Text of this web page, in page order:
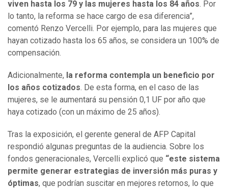
viven hasta los 79 y las mujeres hasta los 84 años. Por
lo tanto, la reforma se hace cargo de esa diferencia”,
comentó Renzo Vercelli. Por ejemplo, para las mujeres que
hayan cotizado hasta los 65 años, se considera un 100% de
compensación.
Adicionalmente, la reforma contempla un beneficio por
los años cotizados. De esta forma, en el caso de las
mujeres, se le aumentará su pensión 0,1 UF por año que
haya cotizado (con un máximo de 25 años).
Tras la exposición, el gerente general de AFP Capital
respondió algunas preguntas de la audiencia. Sobre los
fondos generacionales, Vercelli explicó que “este sistema
permite generar estrategias de inversión más puras y
óptimas, que podrían suscitar en mejores retornos, lo que